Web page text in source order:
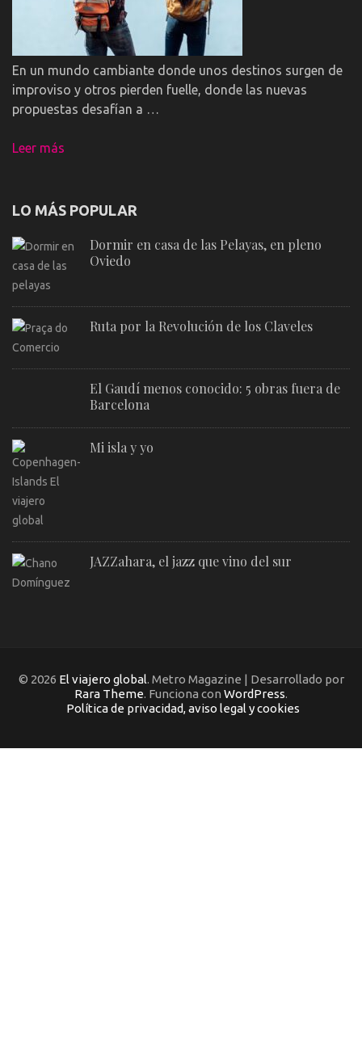
En un mundo cambiante donde unos destinos surgen de
improviso y otros pierden fuelle, donde las nuevas
propuestas desafían a …
Leer más
LO MÁS POPULAR
Dormir en casa de las Pelayas, en pleno
Oviedo
Ruta por la Revolución de los Claveles
El Gaudí menos conocido: 5 obras fuera de
Barcelona
Mi isla y yo
JAZZahara, el jazz que vino del sur
© 2026 El viajero global. Metro Magazine | Desarrollado por
Rara Theme. Funciona con WordPress.
Política de privacidad, aviso legal y cookies